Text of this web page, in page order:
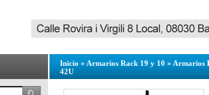
Inicio » Armarios Rack 19 y 10 » Armarios
42U